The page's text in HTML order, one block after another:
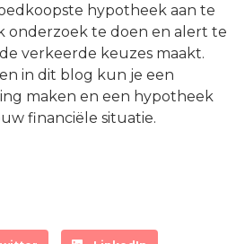
hypotheek aan te
onderzoek te doen en alert te
verkeerde keuzes maakt.
in dit blog kun je een
maken en een hypotheek
financiële situatie.